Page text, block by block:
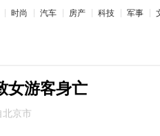
时尚 汽车 房产 科技 军事
女游客身亡
北京市